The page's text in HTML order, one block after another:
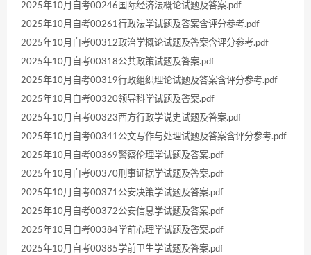
2025年10月自考00246国际经济法概论试题及答案.pdf
2025年10月自考00261行政法学试题及答案含评分参考.pdf
2025年10月自考00312政治学概论试题及答案含评分参考.pdf
2025年10月自考00318公共政策试题及答案.pdf
2025年10月自考00319行政组织理论试题及答案含评分参考.pdf
2025年10月自考00320领导科学试题及答案.pdf
2025年10月自考00323西方行政学说史试题及答案.pdf
2025年10月自考00341公文写作与处理试题及答案含评分参考.pdf
2025年10月自考00369警察伦理学试题及答案.pdf
2025年10月自考00370刑事证据学试题及答案.pdf
2025年10月自考00371公安决策学试题及答案.pdf
2025年10月自考00372公安信息学试题及答案.pdf
2025年10月自考00384学前心理学试题及答案.pdf
2025年10月自考00385学前卫生学试题及答案.pdf